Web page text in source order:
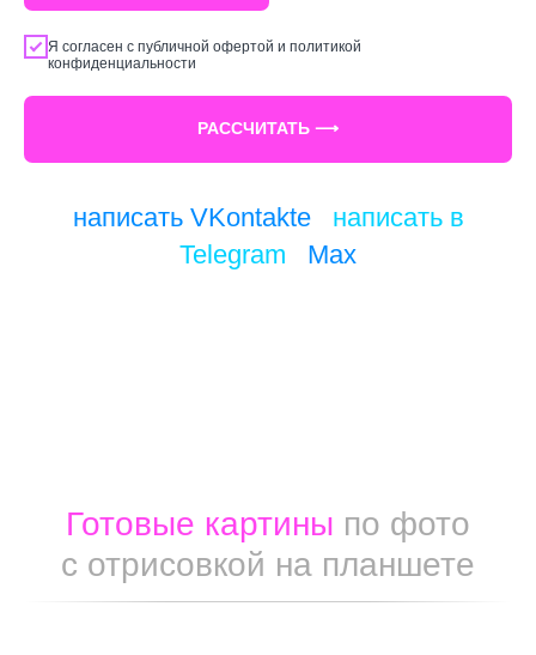
Я согласен с публичной офертой и политикой
конфиденциальности
РАССЧИТАТЬ ⟶
написать VKontakte/ написать в
Telegram
Max
Готовые картины по фото
с отрисовкой на планшете